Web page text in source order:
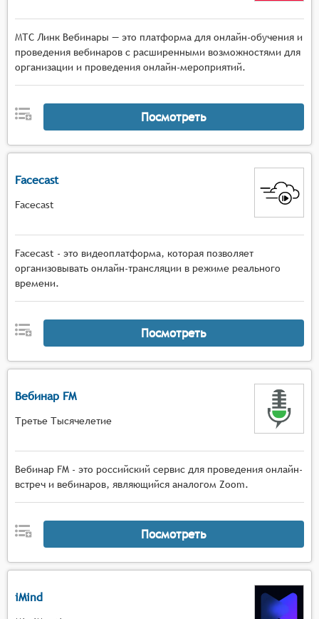
МТС Линк Вебинары — это платформа для онлайн-обучения и
проведения вебинаров с расширенными возможностями для
организации и проведения онлайн-мероприятий.
Посмотреть
Facecast
Facecast
Facecast - это видеоплатформа, которая позволяет
организовывать онлайн-трансляции в режиме реального
времени.
Посмотреть
Вебинар FM
Третье Тысячелетие
Вебинар FM - это российский сервис для проведения онлайн-
встреч и вебинаров, являющийся аналогом Zoom.
Посмотреть
iMind